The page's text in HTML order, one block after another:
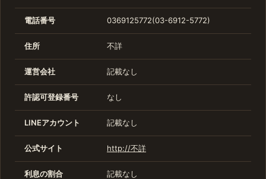
電話番号 0369125772(03-6912-5772)
住所 不詳
運営会社 記載なし
許認可登録番号 なし
LINEアカウント 記載なし
公式サイト http://不詳
利息の割合 記載なし